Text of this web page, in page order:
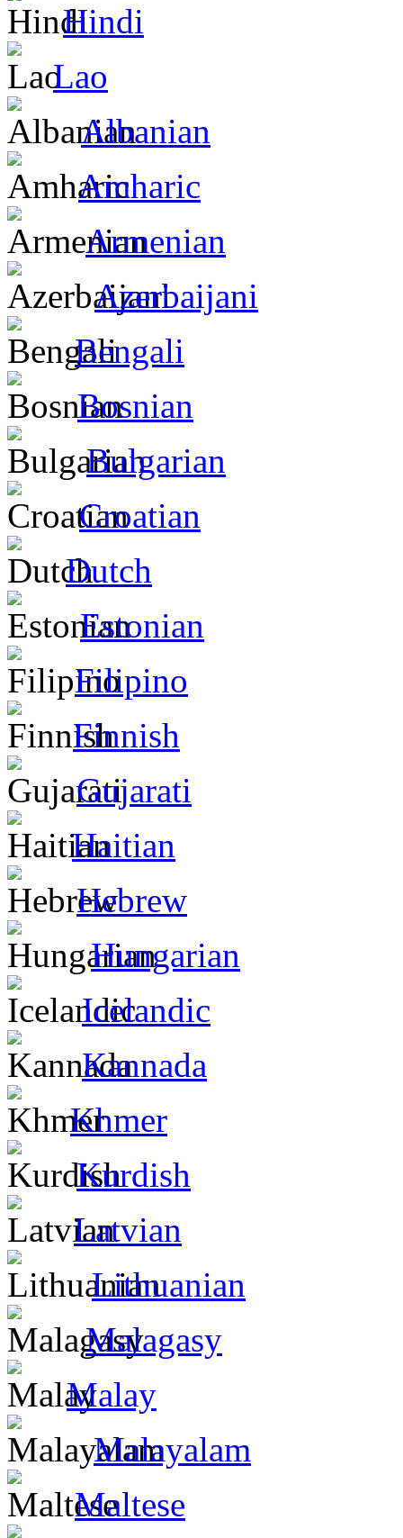
Hindi
Lao
Albanian
Amharic
Armenian
Azerbaijani
Bengali
Bosnian
Bulgarian
Croatian
Dutch
Estonian
Filipino
Finnish
Gujarati
Haitian
Hebrew
Hungarian
Icelandic
Kannada
Khmer
Kurdish
Latvian
Lithuanian
Malagasy
Malay
Malayalam
Maltese